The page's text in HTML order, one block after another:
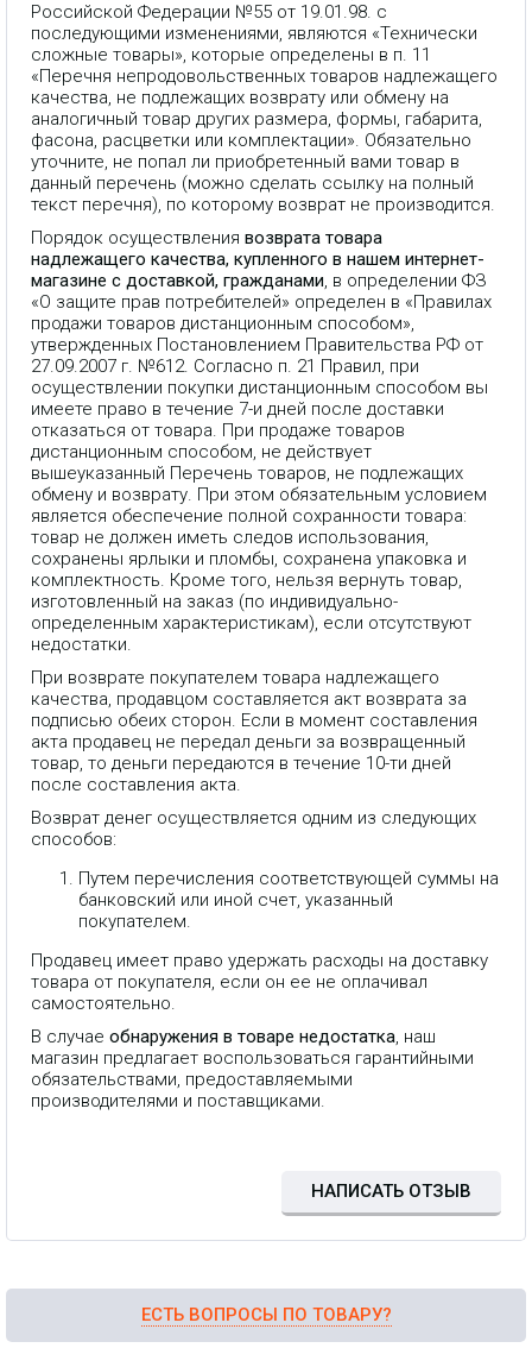
Российской Федерации №55 от 19.01.98. с
последующими изменениями, являются «Технически
сложные товары», которые определены в п. 11
«Перечня непродовольственных товаров надлежащего
качества, не подлежащих возврату или обмену на
аналогичный товар других размера, формы, габарита,
фасона, расцветки или комплектации». Обязательно
уточните, не попал ли приобретенный вами товар в
данный перечень (можно сделать ссылку на полный
текст перечня), по которому возврат не производится.
Порядок осуществления возврата товара
надлежащего качества, купленного в нашем интернет-
магазине с доставкой, гражданами, в определении ФЗ
«О защите прав потребителей» определен в «Правилах
продажи товаров дистанционным способом»,
утвержденных Постановлением Правительства РФ от
27.09.2007 г. №612. Согласно п. 21 Правил, при
осуществлении покупки дистанционным способом вы
имеете право в течение 7-и дней после доставки
отказаться от товара. При продаже товаров
дистанционным способом, не действует
вышеуказанный Перечень товаров, не подлежащих
обмену и возврату. При этом обязательным условием
является обеспечение полной сохранности товара:
товар не должен иметь следов использования,
сохранены ярлыки и пломбы, сохранена упаковка и
комплектность. Кроме того, нельзя вернуть товар,
изготовленный на заказ (по индивидуально-
определенным характеристикам), если отсутствуют
недостатки.
При возврате покупателем товара надлежащего
качества, продавцом составляется акт возврата за
подписью обеих сторон. Если в момент составления
акта продавец не передал деньги за возвращенный
товар, то деньги передаются в течение 10-ти дней
после составления акта.
Возврат денег осуществляется одним из следующих
способов:
Путем перечисления соответствующей суммы на
банковский или иной счет, указанный
покупателем.
Продавец имеет право удержать расходы на доставку
товара от покупателя, если он ее не оплачивал
самостоятельно.
В случае обнаружения в товаре недостатка, наш
магазин предлагает воспользоваться гарантийными
обязательствами, предоставляемыми
производителями и поставщиками.
НАПИСАТЬ ОТЗЫВ
ЕСТЬ ВОПРОСЫ ПО ТОВАРУ?
IP телефон Fanvil V61G, 4 SIP
линии, HD звук, 2 порта 1 Гбит/
сек, цветной экран 2.4" (320x240),
поддержка PoE, умные DSS
клавиши, БП в комплекте